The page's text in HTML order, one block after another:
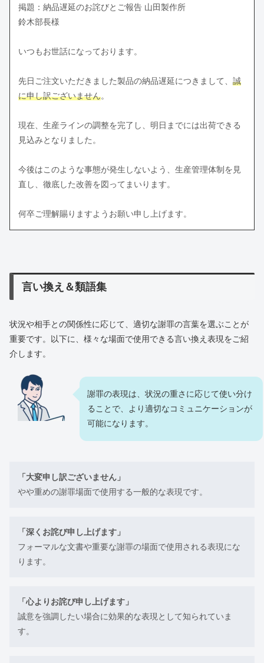
掲題：納品遅延のお詫びとご報告 山田製作所
鈴木部長様
いつもお世話になっております。
先日ご注文いただきました製品の納品遅延につきまして、 誠
に申し訳ございません。
現在、生産ラインの調整を完了し、明日までには出荷できる
見込みとなりました。
今後はこのような事態が発生しないよう、生産管理体制を見
直し、徹底した改善を図ってまいります。
何卒ご理解賜りますようお願い申し上げます。
言い換え＆類語集
状況や相手との関係性に応じて、適切な謝罪の言葉を選ぶことが
重要です。以下に、様々な場面で使用できる言い換え表現をご紹
介します。
謝罪の表現は、状況の重さに応じて使い分け
ることで、より適切なコミュニケーションが
可能になります。
「大変申し訳ございません」
やや重めの謝罪場面で使用する一般的な表現です。
「深くお詫び申し上げます」
フォーマルな文書や重要な謝罪の場面で使用される表現にな
ります。
「心よりお詫び申し上げます」
誠意を強調したい場合に効果的な表現として知られていま
す。